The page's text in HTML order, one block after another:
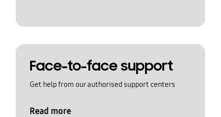
Face-to-face support
Get help from our authorised support centers
Read more